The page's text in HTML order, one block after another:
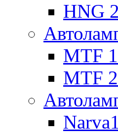
HNG
MTF
MTF